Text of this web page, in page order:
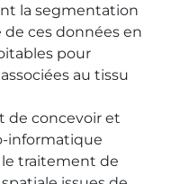
la segmentation
de ces données en
pour
au tissu
de concevoir et
informatique
traitement de